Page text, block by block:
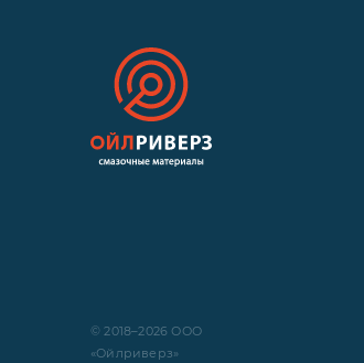
© 2018–2026 ООО
«Ойлриверз»